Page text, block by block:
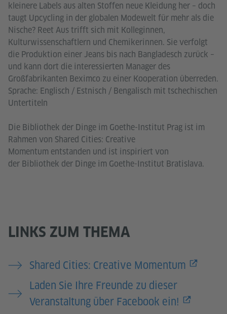
kleinere Labels aus alten Stoffen neue Kleidung her – doch
taugt Upcycling in der globalen Modewelt für mehr als die
Nische? Reet Aus trifft sich mit Kolleginnen,
Kulturwissenschaftlern und Chemikerinnen. Sie verfolgt
die Produktion einer Jeans bis nach Bangladesch zurück –
und kann dort die interessierten Manager des
Großfabrikanten Beximco zu einer Kooperation überreden.
Sprache: Englisch / Estnisch / Bengalisch mit tschechischen
Untertiteln
Die Bibliothek der Dinge im Goethe-Institut Prag ist im
Rahmen von Shared Cities: Creative
Momentum entstanden und ist inspiriert von
der Bibliothek der Dinge im Goethe-Institut Bratislava.
LINKS ZUM THEMA
Shared Cities: Creative Momentum
Laden Sie Ihre Freunde zu dieser
Veranstaltung über Facebook ein!